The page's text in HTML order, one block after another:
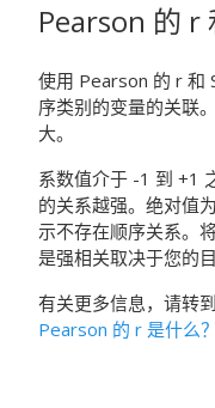
Pearson 的 r
使用 Pearson 的 r 和
序类别的变量的关联
大。
系数值介于 -1 到 +1
的关系越强。绝对值
示不存在顺序关系。
是强相关取决于您的
有关更多信息，请转到
Pearson 的 r 是什么？